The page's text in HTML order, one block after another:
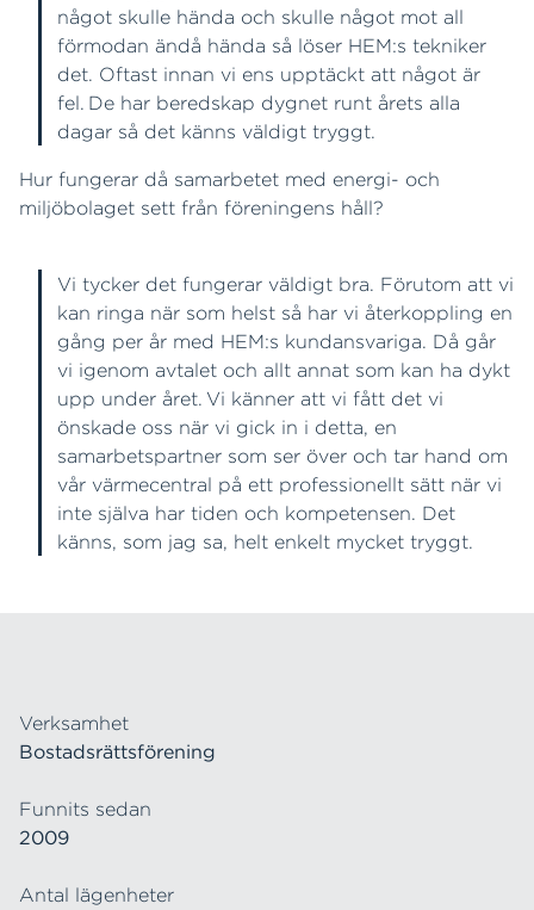
något skulle hända och skulle något mot all
förmodan ändå hända så löser HEM:s tekniker
det. Oftast innan vi ens upptäckt att något är
fel. De har beredskap dygnet runt årets alla
dagar så det känns väldigt tryggt.
Hur fungerar då samarbetet med energi- och
miljöbolaget sett från föreningens håll?
Vi tycker det fungerar väldigt bra. Förutom att vi
kan ringa när som helst så har vi återkoppling en
gång per år med HEM:s kundansvariga. Då går
vi igenom avtalet och allt annat som kan ha dykt
upp under året. Vi känner att vi fått det vi
önskade oss när vi gick in i detta, en
samarbetspartner som ser över och tar hand om
vår värmecentral på ett professionellt sätt när vi
inte själva har tiden och kompetensen. Det
känns, som jag sa, helt enkelt mycket tryggt.
Verksamhet
Bostadsrättsförening
Funnits sedan
2009
Antal lägenheter